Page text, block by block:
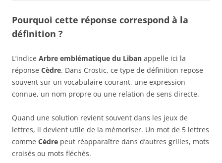
Pourquoi cette réponse correspond à la
définition ?
L’indice Arbre emblématique du Liban appelle ici la
réponse Cèdre. Dans Crostic, ce type de définition repose
souvent sur un vocabulaire courant, une expression
connue, un nom propre ou une relation de sens directe.
Quand une solution revient souvent dans les jeux de
lettres, il devient utile de la mémoriser. Un mot de 5 lettres
comme Cèdre peut réapparaître dans d’autres grilles, mots
croisés ou mots fléchés.